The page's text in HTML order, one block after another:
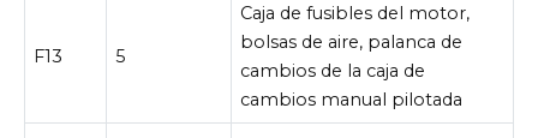
F13 5
Caja de fusibles del motor,
bolsas de aire, palanca de
cambios de la caja de
cambios manual pilotada